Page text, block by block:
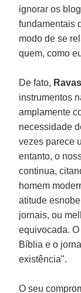
ignorar os
fundamentais
modo de se
quem, como
De fato,
instrumentos
amplamente
necessidade
vezes parece
entanto, o
continua,
homem
atitude
jornais, ou
equivocada.
Bíblia e o
existência".
O seu